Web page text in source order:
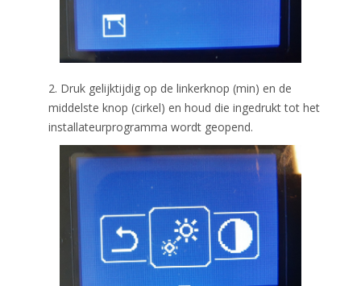
2. Druk gelijktijdig op de linkerknop (min) en de
middelste knop (cirkel) en houd die ingedrukt tot het
installateurprogramma wordt geopend.